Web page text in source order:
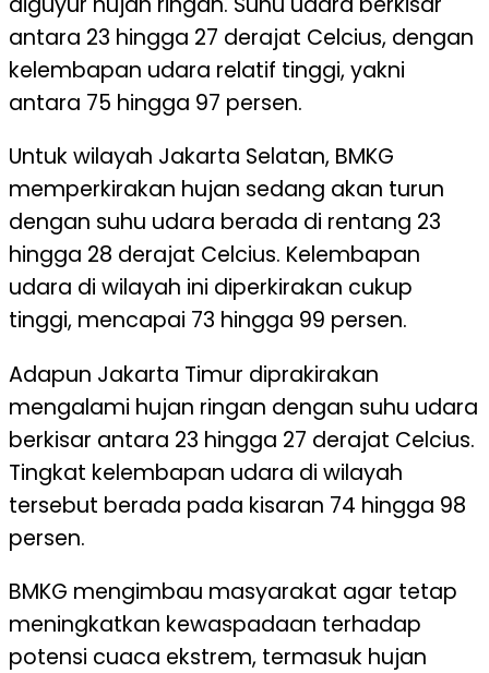
antara 23 hingga 27 derajat Celcius, dengan
kelembapan udara relatif tinggi, yakni
antara 75 hingga 97 persen.
Untuk wilayah Jakarta Selatan, BMKG
memperkirakan hujan sedang akan turun
dengan suhu udara berada di rentang 23
hingga 28 derajat Celcius. Kelembapan
udara di wilayah ini diperkirakan cukup
tinggi, mencapai 73 hingga 99 persen.
Adapun Jakarta Timur diprakirakan
mengalami hujan ringan dengan suhu udara
berkisar antara 23 hingga 27 derajat Celcius.
Tingkat kelembapan udara di wilayah
tersebut berada pada kisaran 74 hingga 98
persen.
BMKG mengimbau masyarakat agar tetap
meningkatkan kewaspadaan terhadap
potensi cuaca ekstrem, termasuk hujan